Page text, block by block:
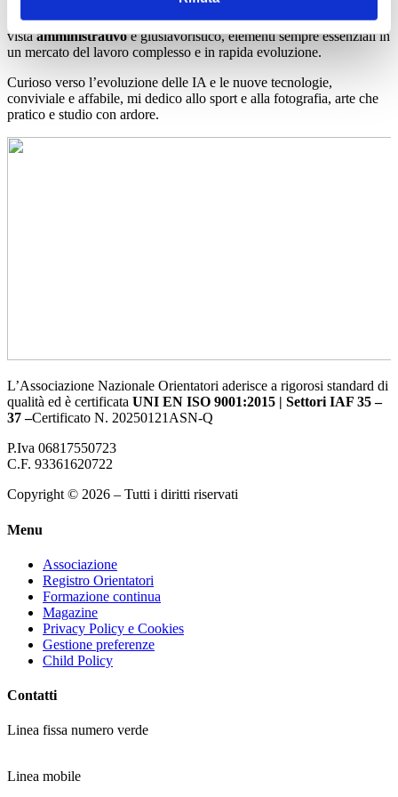
forma mentisgiuridica
garantire unagestione accurata e scrupolosaanche dal punto di
vistaamministrativoe giuslavoristico, elementi sempre essenziali in
un mercato del lavoro complesso e in rapida evoluzione.
Curioso verso l’evoluzione delle IA e le nuove tecnologie,
conviviale e affabile, mi dedico allo sport e alla fotografia, arte che
pratico e studio con ardore.
L’Associazione Nazionale Orientatori aderisce a rigorosi standard di
qualità ed è certificata UNI EN ISO 9001:2015 | Settori IAF 35 –
37 –Certificato N. 20250121ASN-Q
P.Iva 06817550723
C.F. 93361620722
Copyright © 2026 – Tutti i diritti riservati
Menu
Associazione
Registro Orientatori
Formazione continua
Magazine
Privacy Policy e Cookies
Gestione preferenze
Child Policy
Contatti
Linea fissa numero verde
Linea mobile